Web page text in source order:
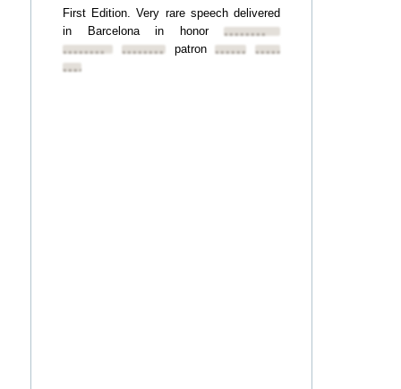
First Edition. Very rare speech delivered
in Barcelona in honor ••••••••
••••••••
•••••••• patron••••••••••••••••
••••••••